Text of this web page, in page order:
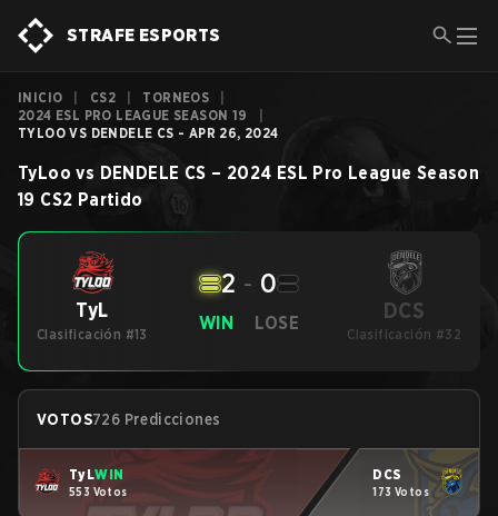
STRAFE ESPORTS
INICIO CS2 TORNEOS
2024 ESL PRO LEAGUE SEASON 19
TYLOO VS DENDELE CS - APR 26, 2024
TyLoo vs DENDELE CS – 2024 ESL Pro League Season
19 CS2 Partido
TyL
Clasificación #13
WIN
2 - 0
LOSE DCS
Clasificación #32
VOTOS726 Predicciones
TyLWIN
553 Votos
DCS
173 Votos